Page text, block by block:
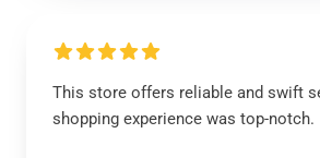
This store offers reliable and swift
shopping experience was top-notch.